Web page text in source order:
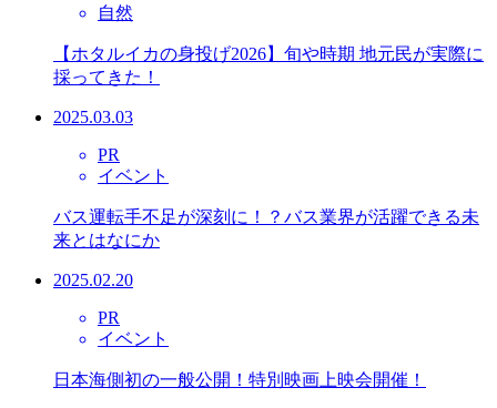
自然
【ホタルイカの身投げ2026】旬や時期 地元民が実際に
採ってきた！
2025.03.03
PR
イベント
バス運転手不足が深刻に！？バス業界が活躍できる未
来とはなにか
2025.02.20
PR
イベント
日本海側初の一般公開！特別映画上映会開催！